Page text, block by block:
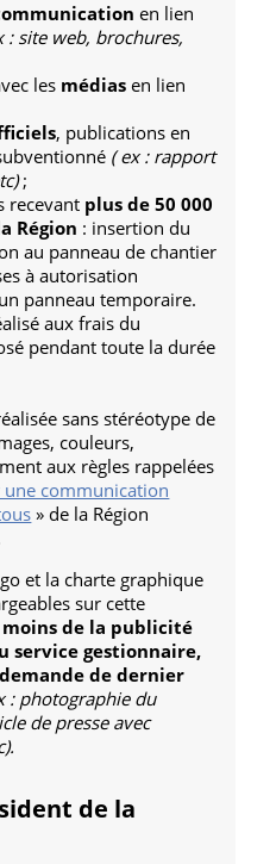
en lien
: site web, brochures,
les médias en lien
, publications en
( ex : rapport
;
recevant plus de 50 000
Région : insertion du
au panneau de chantier
à autorisation
panneau temporaire.
aux frais du
pendant toute la durée
sans stéréotype de
couleurs,
aux règles rappelées
communication
» de la Région
et la charte graphique
sur cette
de la publicité
service gestionnaire,
de dernier
: photographie du
de presse avec
de la